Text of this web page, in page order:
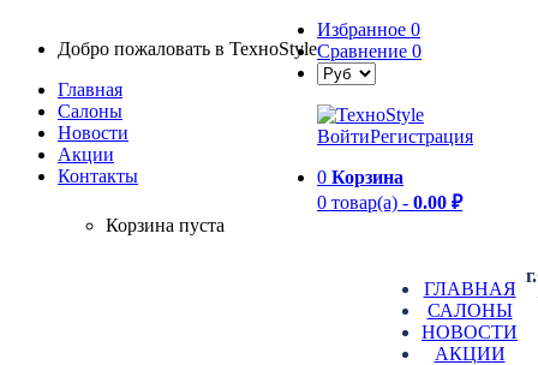
Добро пожаловать в TexноStyle
Главная
Салоны
Новости
Aкции
Контакты
Избранное 0
Сравнение 0
ВойтиРегистрация
0 Корзина
0 товар(а) - 0.00 ₽
Корзина пуста
ГЛАВНАЯ
САЛОНЫ
НОВОСТИ
АКЦИИ